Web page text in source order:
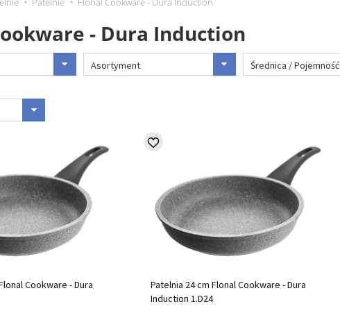
- Dura Induction
Asortyment Średnica / Pojemność
Cookware - Dura
Patelnia 24 cm Flonal Cookware - Dura
Induction 1.D24